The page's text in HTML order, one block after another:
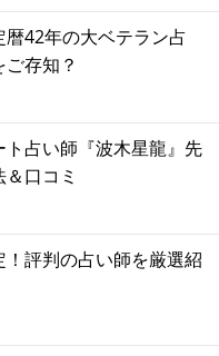
暦42年の大ベテラン占
存知？
占い師『波木星龍』先
口コミ
評判の占い師を厳選紹